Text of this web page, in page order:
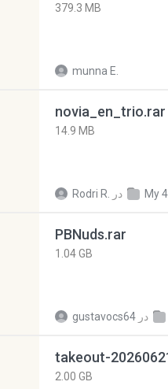
379.3 MB
munna E.
novia_en_trio.rar
14.9 MB
Rodri R. در My
PBNuds.rar
1.04 GB
gustavocs64 در
takeout-
2.00 GB